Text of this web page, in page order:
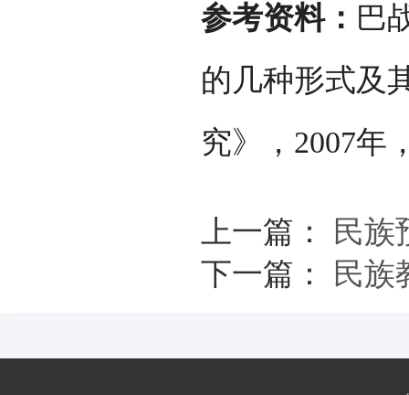
参考资料： 巴
的几种形式及
究》，2007年
上一篇：
民族
下一篇：
民族